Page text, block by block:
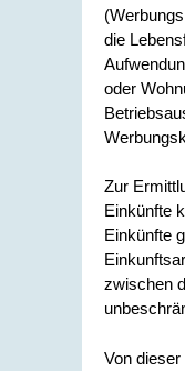
die
oder
Zur
Einkünfte
Einkünfte
zwischen
Von